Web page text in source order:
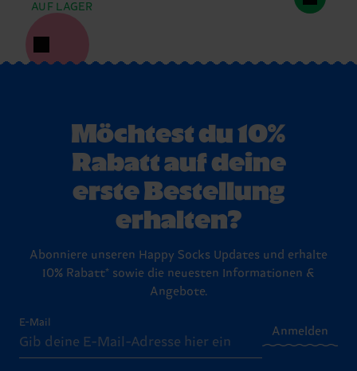
AUF LAGER
Möchtest du 10%
Rabatt auf deine
erste Bestellung
erhalten?
Abonniere unseren Happy Socks Updates und erhalte
10% Rabatt* sowie die neuesten Informationen &
Angebote.
E-Mail
Anmelden